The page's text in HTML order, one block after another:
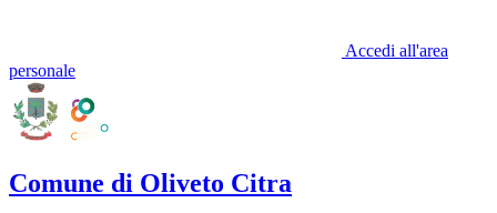
Accedi all'area
personale
Comune di Oliveto Citra